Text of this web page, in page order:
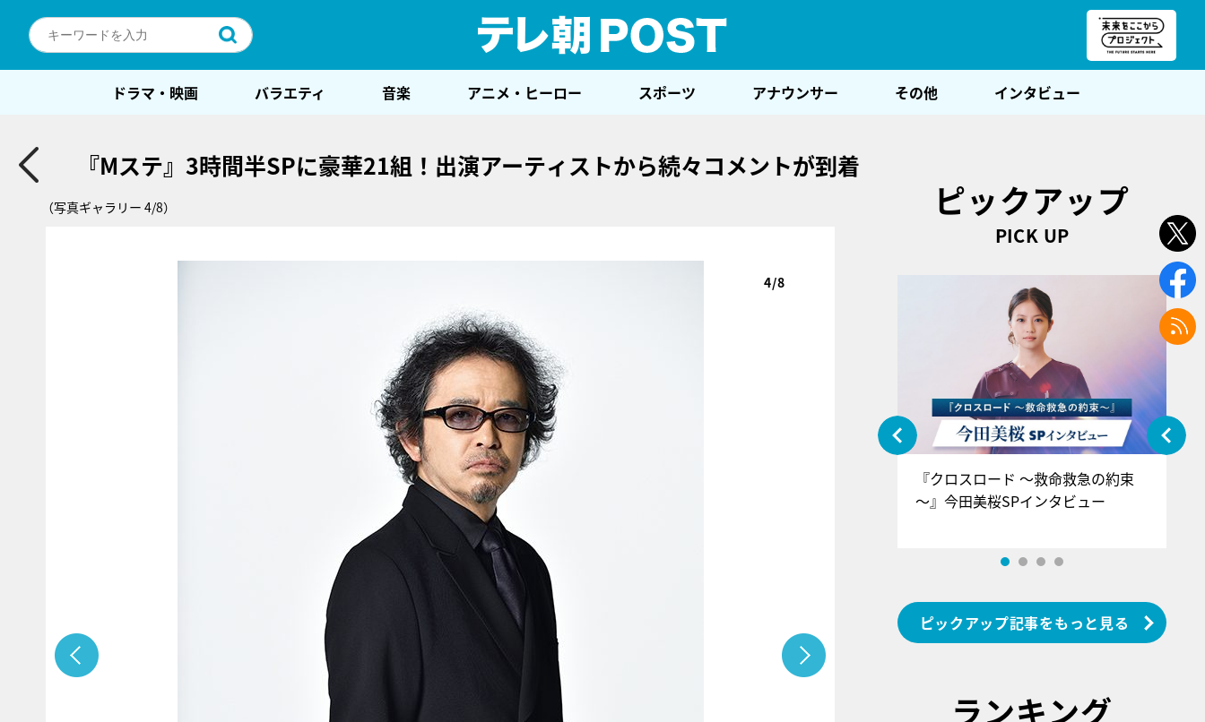
ドラマ・映画 バラエティ 音楽 アニメ・ヒーロー スポーツ アナウンサー その他 インタビュー
『Mステ』3時間半SPに豪華21組！出演アーティストから続々コメントが到着
（写真ギャラリー 4/8）
4/8
ピックアップ
PICK UP
『クロスロード ～救命救急の約束
～』今田美桜SPインタビュー
ピックアップ記事をもっと見る
ランキング